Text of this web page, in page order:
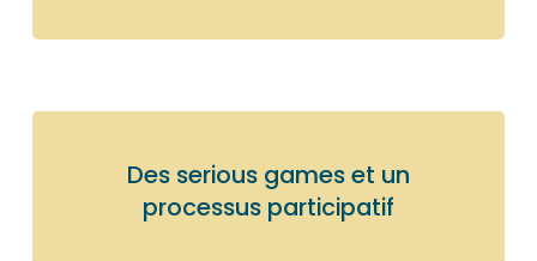
Des serious games et un
processus participatif